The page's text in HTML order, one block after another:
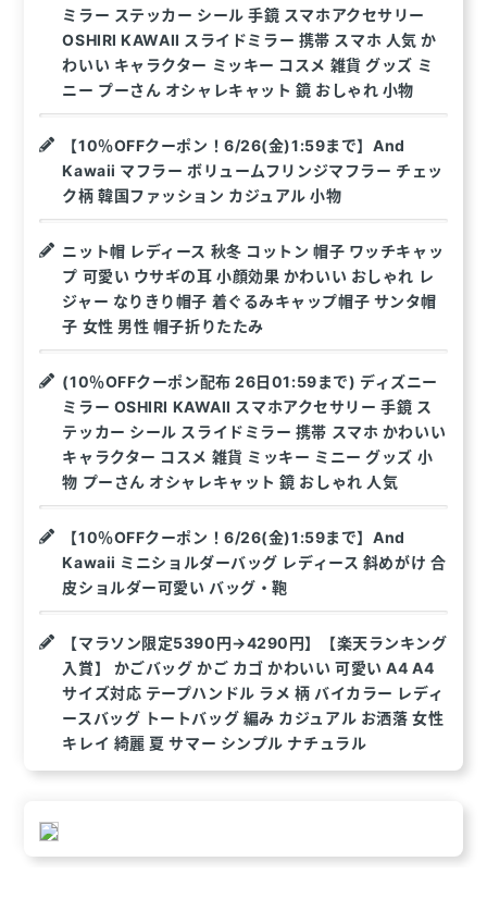
ミラー ステッカー シール 手鏡 スマホアクセサリー
OSHIRI KAWAII スライドミラー 携帯 スマホ 人気 か
わいい キャラクター ミッキー コスメ 雑貨 グッズ ミ
ニー プーさん オシャレキャット 鏡 おしゃれ 小物
【10％OFFクーポン！6/26(金)1:59まで】And
Kawaii マフラー ボリュームフリンジマフラー チェッ
ク柄 韓国ファッション カジュアル 小物
ニット帽 レディース 秋冬 コットン 帽子 ワッチキャッ
プ 可愛い ウサギの耳 小顔効果 かわいい おしゃれ レ
ジャー なりきり帽子 着ぐるみキャップ帽子 サンタ帽
子 女性 男性 帽子折りたたみ
(10％OFFクーポン配布 26日01:59まで) ディズニー
ミラー OSHIRI KAWAII スマホアクセサリー 手鏡 ス
テッカー シール スライドミラー 携帯 スマホ かわいい
キャラクター コスメ 雑貨 ミッキー ミニー グッズ 小
物 プーさん オシャレキャット 鏡 おしゃれ 人気
【10％OFFクーポン！6/26(金)1:59まで】And
Kawaii ミニショルダーバッグ レディース 斜めがけ 合
皮ショルダー可愛い バッグ・鞄
【マラソン限定5390円→4290円】【楽天ランキング
入賞】 かごバッグ かご カゴ かわいい 可愛い A4 A4
サイズ対応 テープハンドル ラメ 柄 バイカラー レディ
ースバッグ トートバッグ 編み カジュアル お洒落 女性
キレイ 綺麗 夏 サマー シンプル ナチュラル